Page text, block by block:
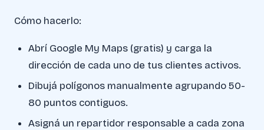
Cómo hacerlo:
Abrí Google My Maps (gratis) y carga la
dirección de cada uno de tus clientes activos.
Dibujá polígonos manualmente agrupando 50-
80 puntos contiguos.
Asigná un repartidor responsable a cada zona